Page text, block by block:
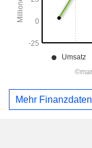
Mehr Finanzdaten